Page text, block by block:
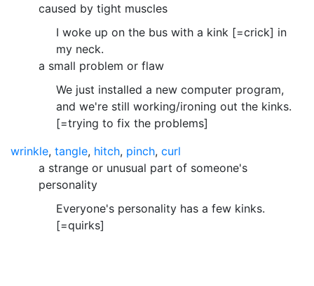
caused by tight muscles
I woke up on the bus with a kink [=crick] in
my neck.
a small problem or flaw
We just installed a new computer program,
and we're still working/ironing out the kinks.
[=trying to fix the problems]
wrinkle, tangle, hitch, pinch, curl
a strange or unusual part of someone's
personality
Everyone's personality has a few kinks.
[=quirks]